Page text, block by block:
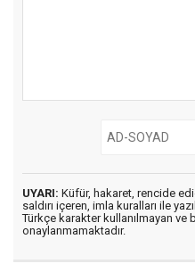
UYARI: Küfür, hakaret, rencide
saldırı içeren, imla kuralları ile
Türkçe karakter kullanılmayan ve
onaylanmamaktadır.